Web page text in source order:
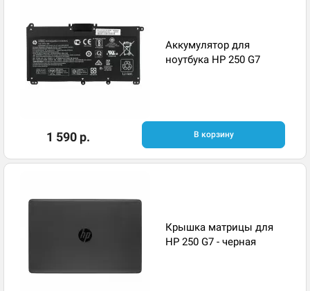
Аккумулятор для
ноутбука HP 250 G7
1 590 р. В корзину
Крышка матрицы для
HP 250 G7 - черная